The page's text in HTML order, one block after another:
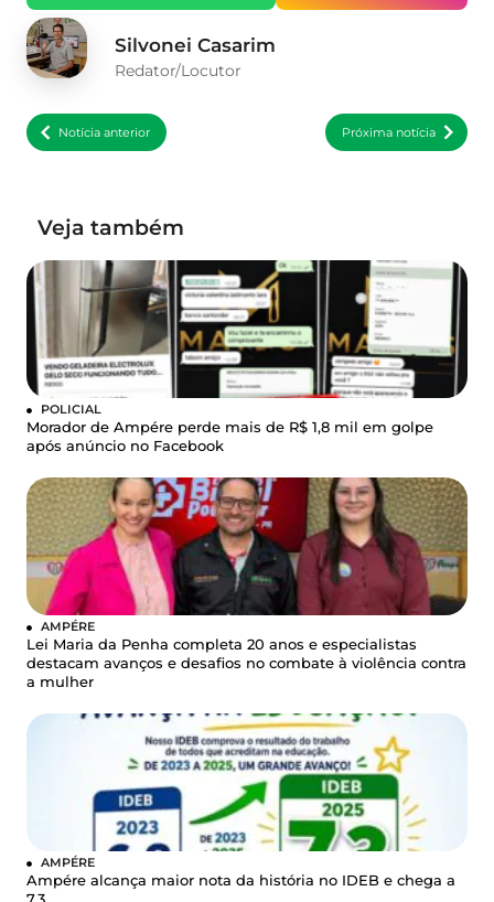
Silvonei Casarim
Redator/Locutor
Notícia anterior Próxima notícia
Veja também
POLICIAL
Morador de Ampére perde mais de R$ 1,8 mil em golpe
após anúncio no Facebook
AMPÉRE
Lei Maria da Penha completa 20 anos e especialistas
destacam avanços e desafios no combate à violência contra
a mulher
AMPÉRE
Ampére alcança maior nota da história no IDEB e chega a